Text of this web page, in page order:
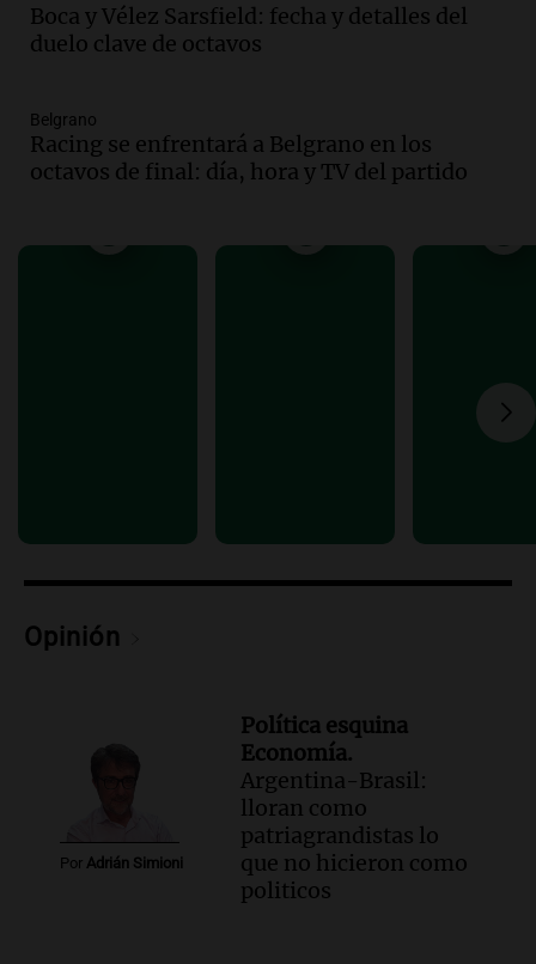
intento de asalto a la vivienda del
empresario Roberto Zagra en Tucumán
Audio.Schmuck sobre la recuperación
del centro rosarino: "La gastronomía es
Episodios
prepara con novedades para disfrutar en
La Baulal este fin de semana
Panorama Federal
Boca y Vélez Sarsfield: fecha y detalles del
duelo clave de octavos
Belgrano
Racing se enfrentará a Belgrano en los
octavos de final: día, hora y TV del partido
Opinión
Por Adrián Simioni
Política esquina
Economía.
Argentina-Brasil:
lloran como
patriagrandistas lo
que no hicieron como
politicos